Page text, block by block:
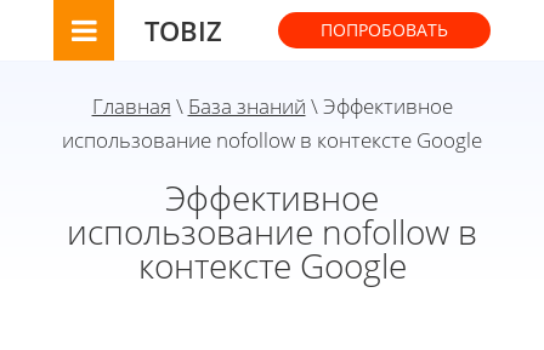
TOBIZ ПОПРОБОВАТЬ
Главная \ База знаний \ Эффективное
использование nofollow в контексте Google
Эффективное
использование nofollow в
контексте Google